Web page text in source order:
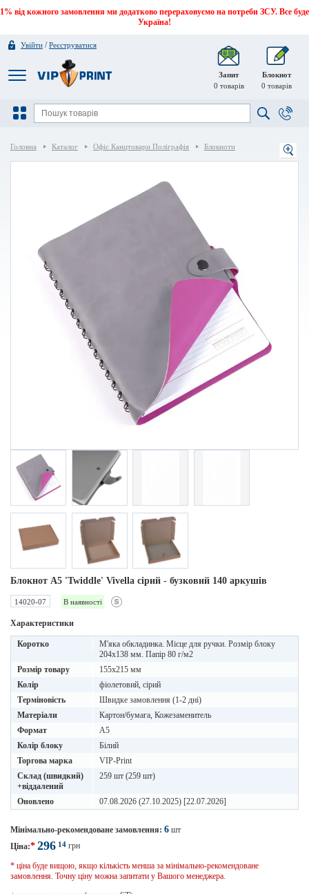
1% від кожного замовлення ми додатково перераховуємо на потреби ЗСУ. Все буде
Україна!
Увійти /Реєструватися
Запит
0 товарів
Блокнот
0 товарів
Головна Каталог Офіс Канцтовари Поліграфія Блокноти
Блокнот А5 'Twiddle' Vivella cірий - бузковий 140 аркушів
14020-07 В наявності
Характеристики
Коротко
М'яка обкладинка. Місце для ручки. Розмір блоку
204х138 мм. Папір 80 г/м2
Розмір товару
155х215 мм
Колір
фіолетовий, сірий
Терміновість
Швидке замовлення (1-2 дні)
Матеріали
Картон/бумага, Кожезаменитель
Формат
A5
Колір блоку
Білий
Торгова марка
VIP-Print
Склад (швидкий)
+віддалений
259 шт (259 шт)
Оновлено 07.08.2026 (27.10.2025) [22.07.2026]
Мінімально-рекомендоване замовлення: 6 шт
Ціна:* 296 14 грн
* ціна буде вищою, якщо кількість менша за мінімально-рекомендоване
замовлення. Точну ціну можна запитати у Вашого менеджера.